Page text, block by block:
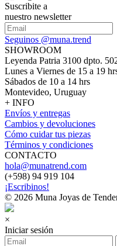
Suscribite a
nuestro newsletter
Seguinos @muna.trend
SHOWROOM
Leyenda Patria 3100 dpto.
Lunes a Viernes de 15 a 19
Sábados de 10 a 14 hrs
Montevideo, Uruguay
+ INFO
Envíos y entregas
Cambios y devoluciones
Cómo cuidar tus piezas
Términos y condiciones
CONTACTO
hola@munatrend.com
(+598) 94 919 104
¡Escribinos!
© 2026 Muna Joyas de
×
Iniciar sesión